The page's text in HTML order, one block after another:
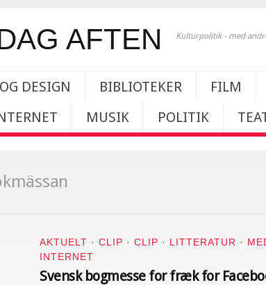
Kulturpolitik - med
DESIGN BIBLIOTEKER FILM
MUSIK POLITIK
AKTUELT · CLIP · CLIP · LITTERATUR ·
INTERNET
Svensk bogmesse for fræk for